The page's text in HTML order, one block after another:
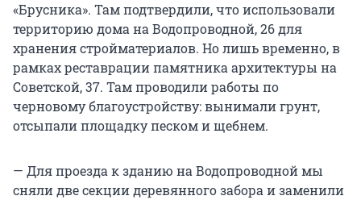
«Брусника». Там подтвердили, что использовали
территорию дома на Водопроводной, 26 для
хранения стройматериалов. Но лишь временно, в
рамках реставрации памятника архитектуры на
Советской, 37. Там проводили работы по
черновому благоустройству: вынимали грунт,
отсыпали площадку песком и щебнем.
— Для проезда к зданию на Водопроводной мы
сняли две секции деревянного забора и заменили